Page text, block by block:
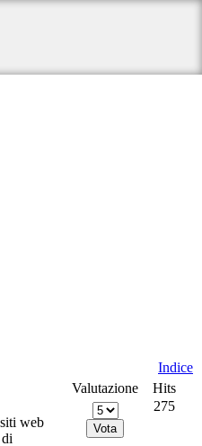
Indice
Valutazione
Hits
web
275